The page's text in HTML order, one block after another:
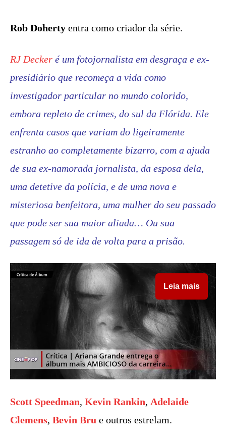
Rob Doherty entra como criador da série.
RJ Decker é um fotojornalista em desgraça e ex-
presidiário que recomeça a vida como
investigador particular no mundo colorido,
embora repleto de crimes, do sul da Flórida. Ele
enfrenta casos que variam do ligeiramente
estranho ao completamente bizarro, com a ajuda
de sua ex-namorada jornalista, da esposa dela,
uma detetive da polícia, e de uma nova e
misteriosa benfeitora, uma mulher do seu passado
que pode ser sua maior aliada… Ou sua
passagem só de ida de volta para a prisão.
Leia mais
Scott Speedman, Kevin Rankin, Adelaide
Clemens, Bevin Bru e outros estrelam.